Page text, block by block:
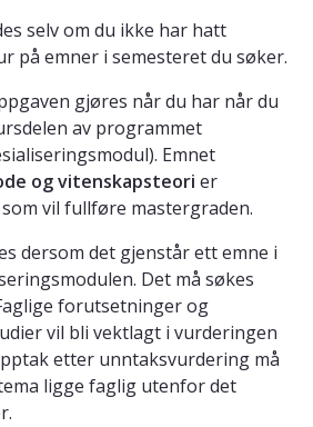
selv om du ikke har hatt
på emner i semesteret du søker.
gjøres når du har når du
av programmet
Emnet
og vitenskapsteori er
vil fullføre mastergraden.
dersom det gjenstår ett emne i
Det må søkes
forutsetninger og
vil bli vektlagt i vurderingen
etter unntaksvurdering må
ligge faglig utenfor det